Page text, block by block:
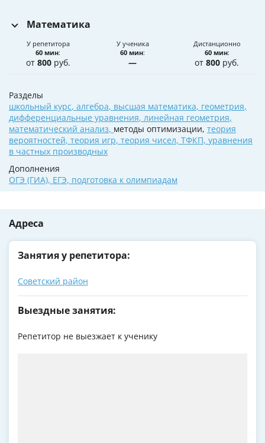
Математика
У репетитора
60 мин:
от 800руб.
У ученика
60 мин:
—
Дистанционно
60 мин:
от800 руб.
Разделы
школьный курс, алгебра, высшая математика, геометрия,
дифференциальные уравнения, линейная геометрия,
математический анализ, методы оптимизации, теория
вероятностей, теория игр, теория чисел, ТФКП, уравнения
в частных производных
Дополнения
ОГЭ (ГИА), ЕГЭ, подготовка к олимпиадам
Адреса
Занятия у репетитора:
Советский район
Выездные занятия:
Репетитор не выезжает к ученику